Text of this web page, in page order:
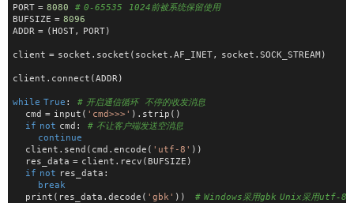
PORT = 8080
# 0-65535  1024前被系统保留使用
BUFSIZE = 8096
ADDR = (HOST, PORT)
client = socket.socket(socket.AF_INET, socket.SOCK_STREAM)
client.connect(ADDR)
while True : # 开启通信循环  不停的收发消息
cmd = input( 'cmd>>>' ).strip()
if not cmd: # 不让客户端发送空消息
continue
client.send(cmd.encode( 'utf-8' ))
res_data = client.recv(BUFSIZE)
if not res_data:
break
print(res_data.decode( 'gbk' )) # Windows采用gbk Unix采用utf-8